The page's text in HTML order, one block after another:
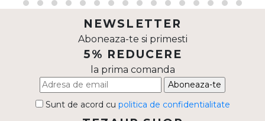
NEWSLETTER
Aboneaza-te si primesti
5% REDUCERE
la prima comanda
Aboneaza-te
Sunt de acord cu politica de confidentialitate